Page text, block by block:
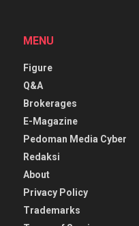
MENU
Figure
Q&A
Brokerages
E-Magazine
Pedoman Media Cyber
Redaksi
About
Privacy Policy
Trademarks